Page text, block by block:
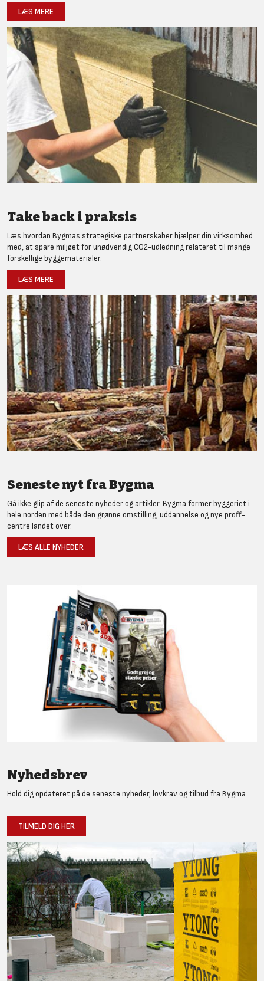
LÆS MERE
Take back i praksis
Læs hvordan Bygmas strategiske partnerskaber hjælper din virksomhed
med, at spare miljøet for unødvendig CO2-udledning relateret til mange
forskellige byggematerialer.
LÆS MERE
Seneste nyt fra Bygma
Gå ikke glip af de seneste nyheder og artikler. Bygma former byggeriet i
hele norden med både den grønne omstilling, uddannelse og nye proff-
centre landet over.
LÆS ALLE NYHEDER
Nyhedsbrev
Hold dig opdateret på de seneste nyheder, lovkrav og tilbud fra Bygma.
TILMELD DIG HER